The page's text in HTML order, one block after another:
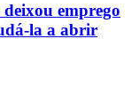
emprego
la a abrir